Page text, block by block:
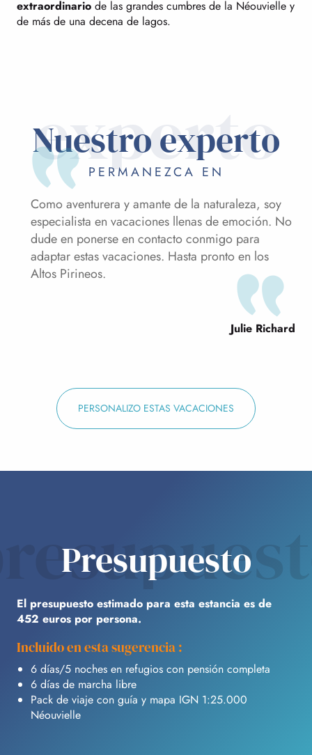
extraordinario de las grandes cumbres de la Néouvielle y
de más de una decena de lagos.
experto
Nuestro experto
PERMANEZCA EN
Como aventurera y amante de la naturaleza, soy
especialista en vacaciones llenas de emoción. No
dude en ponerse en contacto conmigo para
adaptar estas vacaciones. Hasta pronto en los
Altos Pirineos.
Julie Richard
PERSONALIZO ESTAS VACACIONES
Presupuesto
El presupuesto estimado para esta estancia es de
452 euros por persona.
Incluido en esta sugerencia :
6 días/5 noches en refugios con pensión completa
6 días de marcha libre
Pack de viaje con guía y mapa IGN 1:25.000
Néouvielle